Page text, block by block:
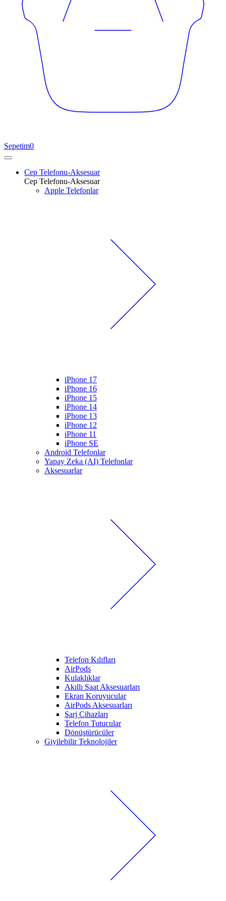
Sepetim0
Cep Telefonu-Aksesuar
Cep Telefonu-Aksesuar
Apple Telefonlar
iPhone 17
iPhone 16
iPhone 15
iPhone 14
iPhone 13
iPhone 12
iPhone 11
iPhone SE
Android Telefonlar
Yapay Zeka (AI) Telefonlar
Aksesuarlar
Telefon Kılıfları
AirPods
Kulaklıklar
Akıllı Saat Aksesuarları
Ekran Koruyucular
AirPods Aksesuarları
Şarj Cihazları
Telefon Tutucular
Dönüştürücüler
Giyilebilir Teknolojiler